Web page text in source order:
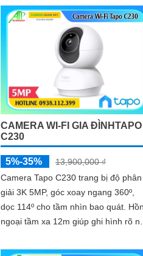
CAMERA WI-FI GIA ĐÌNHTAPO
C230
5%-35%
13,900,000 ₫
Camera Tapo C230 trang bị độ phân
giải 3K 5MP, góc xoay ngang 360º,
dọc 114º cho tầm nhìn bao quát. Hồng
ngoại tầm xa 12m giúp ghi hình rõ nét